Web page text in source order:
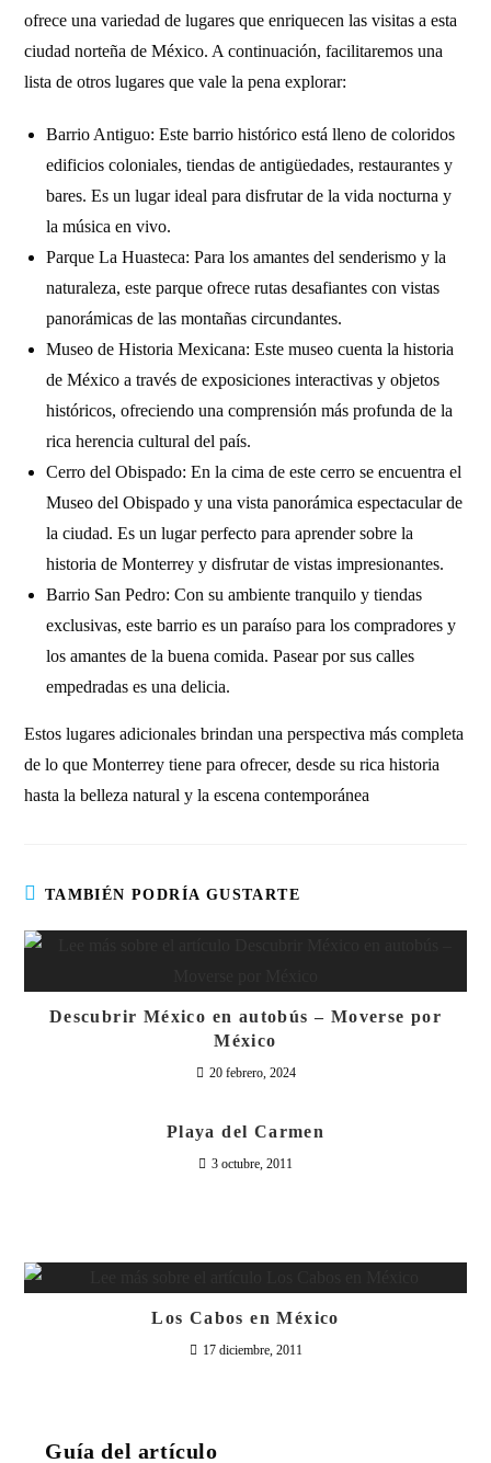
ofrece una variedad de lugares que enriquecen las visitas a esta
ciudad norteña de México. A continuación, facilitaremos una
lista de otros lugares que vale la pena explorar:
Barrio Antiguo: Este barrio histórico está lleno de coloridos
edificios coloniales, tiendas de antigüedades, restaurantes y
bares. Es un lugar ideal para disfrutar de la vida nocturna y
la música en vivo.
Parque La Huasteca: Para los amantes del senderismo y la
naturaleza, este parque ofrece rutas desafiantes con vistas
panorámicas de las montañas circundantes.
Museo de Historia Mexicana: Este museo cuenta la historia
de México a través de exposiciones interactivas y objetos
históricos, ofreciendo una comprensión más profunda de la
rica herencia cultural del país.
Cerro del Obispado: En la cima de este cerro se encuentra el
Museo del Obispado y una vista panorámica espectacular de
la ciudad. Es un lugar perfecto para aprender sobre la
historia de Monterrey y disfrutar de vistas impresionantes.
Barrio San Pedro: Con su ambiente tranquilo y tiendas
exclusivas, este barrio es un paraíso para los compradores y
los amantes de la buena comida. Pasear por sus calles
empedradas es una delicia.
Estos lugares adicionales brindan una perspectiva más completa
de lo que Monterrey tiene para ofrecer, desde su rica historia
hasta la belleza natural y la escena contemporánea
TAMBIÉN PODRÍA GUSTARTE
Descubrir México en autobús – Moverse por
México
20 febrero, 2024
Playa del Carmen
3 octubre, 2011
Los Cabos en México
17 diciembre, 2011
Guía del artículo